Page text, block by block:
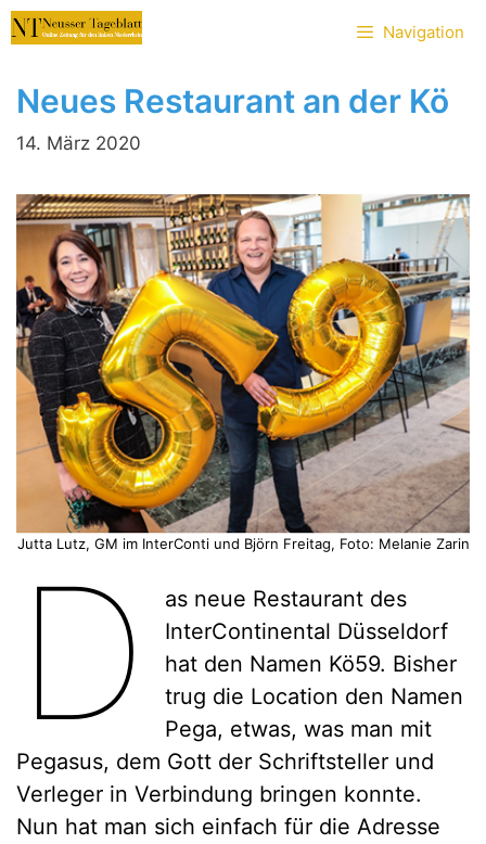
Zum
Inhalt
Navigation
Neues Restaurant an der Kö
14. März 2020
Jutta Lutz, GM im InterConti und Björn Freitag, Foto: Melanie Zarin
D
as neue Restaurant des
InterContinental Düsseldorf
hat den Namen Kö59. Bisher
trug die Location den Namen
Pega, etwas, was man mit
Pegasus, dem Gott der Schriftsteller und
Verleger in Verbindung bringen konnte.
Nun hat man sich einfach für die Adresse